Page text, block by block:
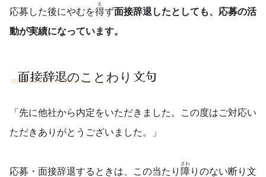
応募した後にやむを得
え
ず面接辞退したとしても、応募の活
動が実績になっています。
面接辞退のことわり文句
「先に他社から内定をいただきました。この度はご対応い
ただきありがとうございました。」
応募・面接辞退するときは、この当たり 障
さわ
りのない断り文